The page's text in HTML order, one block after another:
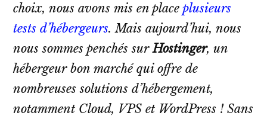
choix, nous avons mis en placeplusieurs
tests d’hébergeurs. Mais aujourd’hui, nous
nous sommes penchés surHostinger, un
hébergeur bon marché qui offre de
nombreuses solutions d’hébergement,
notamment Cloud, VPS et WordPress ! Sans